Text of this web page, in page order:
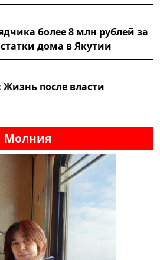
более 8 млн рублей за
дома в Якутии
Жизнь после власти
Молния